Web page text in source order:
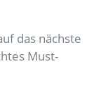
das nächste
Must-